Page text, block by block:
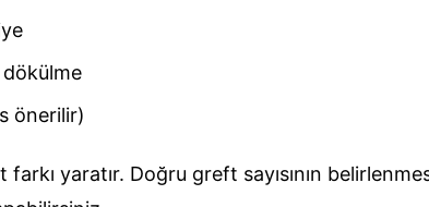
önerilir)
yaratır. Doğru greft sayısının